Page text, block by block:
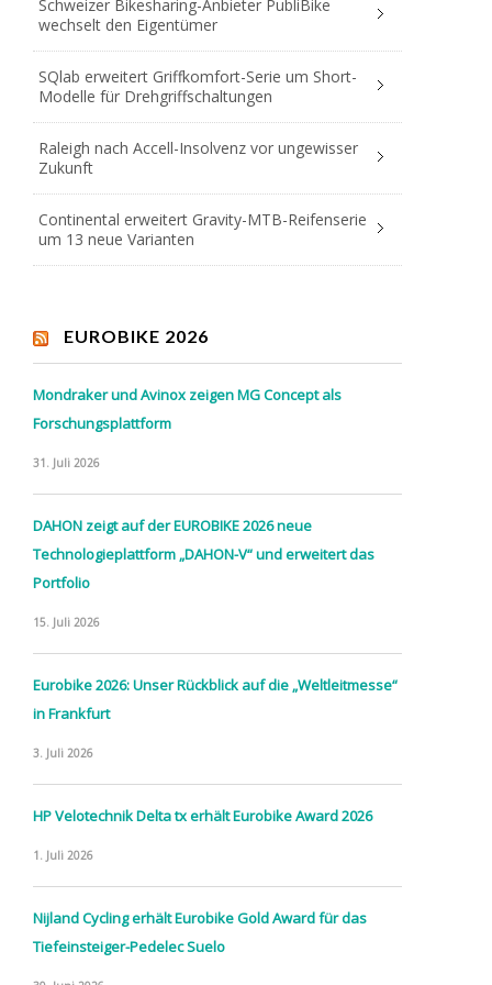
Schweizer Bikesharing-Anbieter PubliBike
wechselt den Eigentümer
SQlab erweitert Griffkomfort-Serie um Short-
Modelle für Drehgriffschaltungen
Raleigh nach Accell-Insolvenz vor ungewisser
Zukunft
Continental erweitert Gravity-MTB-Reifenserie
um 13 neue Varianten
EUROBIKE 2026
Mondraker und Avinox zeigen MG Concept als
Forschungsplattform
31. Juli 2026
DAHON zeigt auf der EUROBIKE 2026 neue
Technologieplattform „DAHON-V“ und erweitert das
Portfolio
15. Juli 2026
Eurobike 2026: Unser Rückblick auf die „Weltleitmesse“
in Frankfurt
3. Juli 2026
HP Velotechnik Delta tx erhält Eurobike Award 2026
1. Juli 2026
Nijland Cycling erhält Eurobike Gold Award für das
Tiefeinsteiger-Pedelec Suelo